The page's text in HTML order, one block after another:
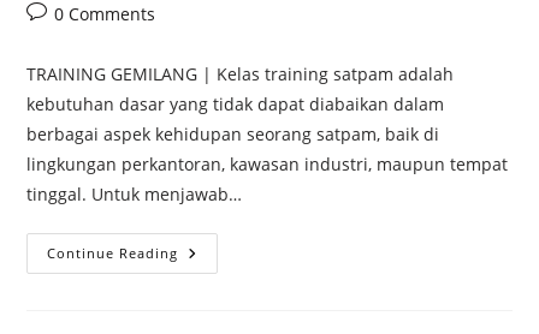
0 Comments
TRAINING GEMILANG | Kelas training satpam adalah
kebutuhan dasar yang tidak dapat diabaikan dalam
berbagai aspek kehidupan seorang satpam, baik di
lingkungan perkantoran, kawasan industri, maupun tempat
tinggal. Untuk menjawab…
Continue Reading